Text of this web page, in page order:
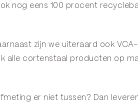
nog eens 100 procent
zijn we uiteraard ook VCA-
alle cortenstaal producten op
er niet tussen? Dan